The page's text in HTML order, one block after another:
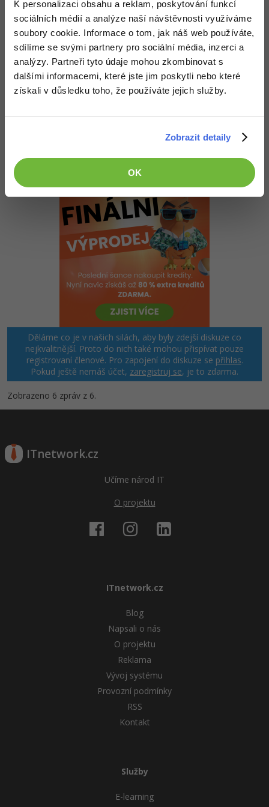
K personalizaci obsahu a reklam, poskytování funkcí
sociálních médií a analýze naší návštěvnosti využíváme
soubory cookie. Informace o tom, jak náš web používáte,
sdílíme se svými partnery pro sociální média, inzerci a
analýzy. Partneři tyto údaje mohou zkombinovat s
dalšími informacemi, které jste jim poskytli nebo které
získali v důsledku toho, že používáte jejich služby.
Zobrazit detaily
OK
David Hartinger: 28.4.2012 20:01
Vše je vysvětleno v příslušném tutoriálu a to velmi podrobně,
přijde nám to jako plýtvání naší energií když to vysvětlujeme
každému zvlášť...
Nahoru Odpovědět
Odpovídá na David Hartinger
Děláme co je v našich silách, aby byly zdejší diskuze co
nejkvalitnější. Proto do nich také mohou přispívat pouze
registrovaní členové. Pro zapojení do diskuze se přihlas.
Pokud ještě nemáš účet, zaregistruj se, je to zdarma.
Zobrazeno 6 zpráv z 6.
ITnetwork.cz
Učíme národ IT
O projektu
ITnetwork.cz
Blog
Napsali o nás
O projektu
Reklama
Vývoj systému
Provozní podmínky
RSS
Kontakt
Služby
E-learning